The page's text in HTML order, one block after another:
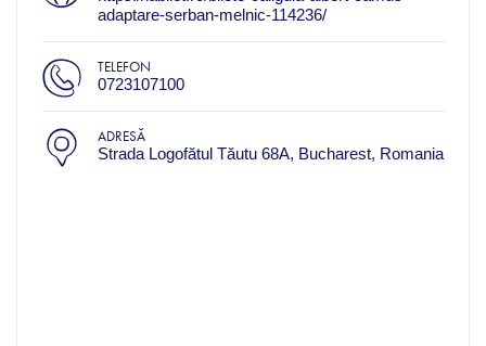
adaptare-serban-melnic-114236/
TELEFON
0723107100
ADRESĂ
Strada Logofătul Tăutu 68A, Bucharest, Romania